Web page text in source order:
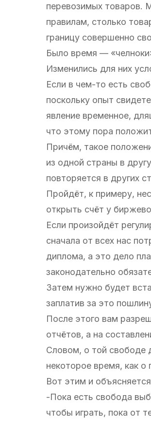
перевозимых товаров.
правилам, столько
границу совершенно
Было время —
Изменились для них
Если в чем-то есть
поскольку опыт
явление временное,
что этому пора
Причём, такое
из одной страны в
повторяется в других
Пройдёт, к примеру,
открыть счёт у
Если произойдёт
сначала от всех нас
диплома, а это дело
законодательно
Затем нужно будет
заплатив за это
После этого вам
отчётов, а на
Словом, о той свободе
некоторое время, как
Вот этим и
-Пока есть свобода
чтобы играть, пока от